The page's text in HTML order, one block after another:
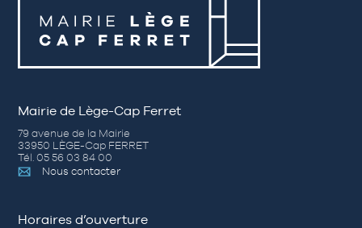
Mairie de Lège-Cap Ferret
79 avenue de la Mairie
33950 LÈGE-Cap FERRET
Tél. 05 56 03 84 00
Nous contacter
Horaires d’ouverture